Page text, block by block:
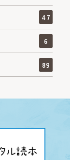
47
6
89